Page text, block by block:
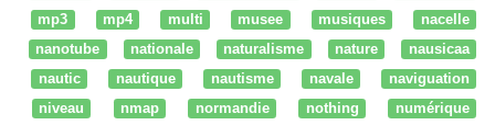
mp3
mp4 multi musee musiques
nacelle
nanotube
nationale naturalisme nature
nausicaa
nautic
nautique nautisme navale
naviguation
niveau
nmap normandie nothing
numérique